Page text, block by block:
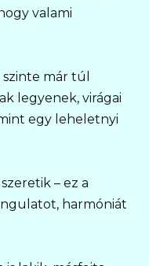
valami
már túl
legyenek, virágai
egy leheletnyi
– ez a
harmóniát